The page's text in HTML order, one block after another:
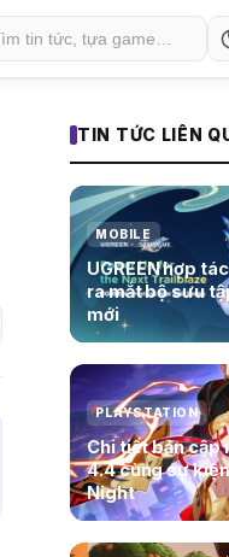
TIN TỨC LIÊN
MOBILE
UGREEN hợp
ra mắt bộ sưu
mới
PLAYSTATION
Chi tiết bản cập
4.4 cùng sự
Night